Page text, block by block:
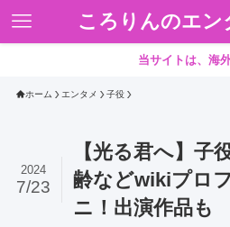
ころりんのエン
当サイトは、海外在住者に向
ホーム エンタメ 子役
【光る君へ】子
齢などwikiプロ
ニ！出演作品も
2024
7/23